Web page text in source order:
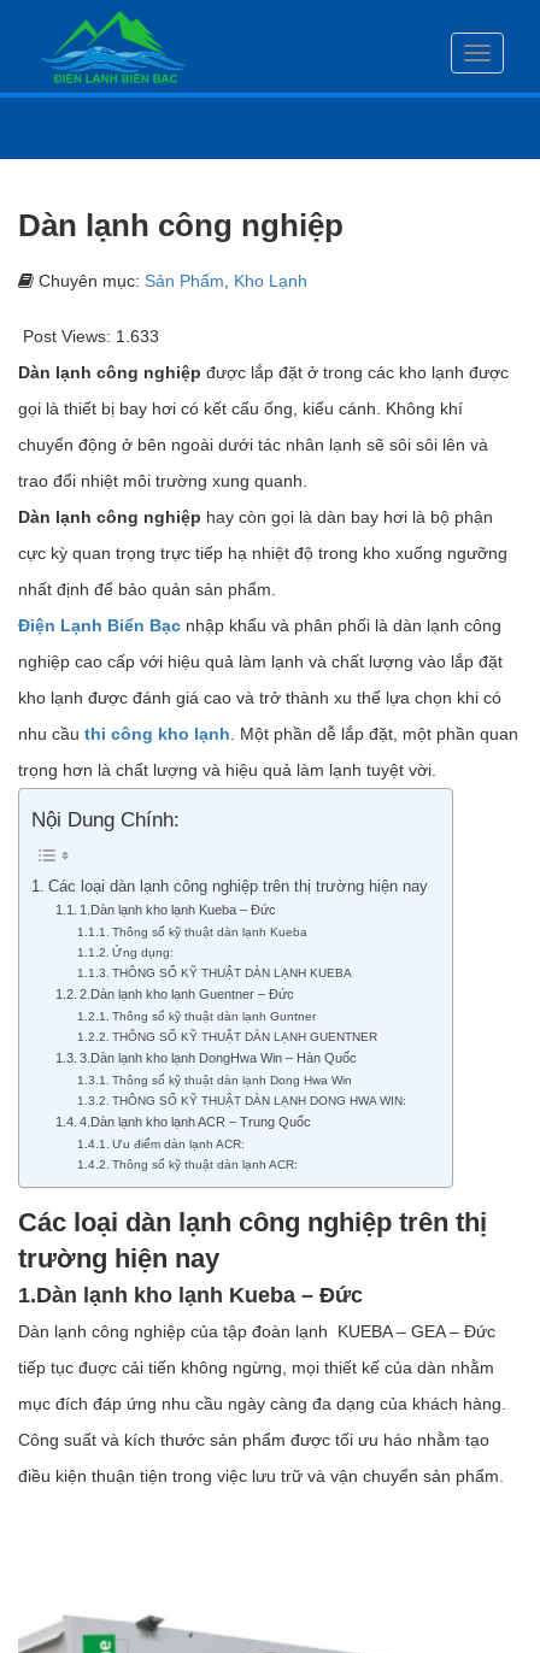
Toggle
Dàn lạnh công nghiệp
Chuyên mục: Sản Phẩm Kho Lạnh
Post Views: 1.633
Dàn lạnh công nghiệp được lắp đặt ở trong các kho lạnh được
gọi là thiết bị bay hơi có kết cấu ống, kiểu cánh. Không khí
chuyển động ở bên ngoài dưới tác nhân lạnh sẽ sôi sôi lên và
trao đổi nhiệt môi trường xung quanh.
Dàn lạnh công nghiệp hay còn gọi là dàn bay hơi là bộ phận
cực kỳ quan trọng trực tiếp hạ nhiệt độ trong kho xuống ngưỡng
nhất định để bảo quản sản phẩm.
Điện Lạnh Biển Bạc nhập khẩu và phân phối là dàn lạnh công
nghiệp cao cấp với hiệu quả làm lạnh và chất lượng vào lắp đặt
kho lạnh được đánh giá cao và trở thành xu thế lựa chọn khi có
nhu cầu thi công kho lạnh . Một phần dễ lắp đặt, một phần quan
trọng hơn là chất lượng và hiệu quả làm lạnh tuyệt vời.
Nội Dung Chính:
Các loại dàn lạnh công nghiệp trên thị trường hiện nay
1.Dàn lạnh kho lạnh Kueba – Đức
Thông số kỹ thuật dàn lạnh Kueba
Ứng dụng:
THÔNG SỐ KỸ THUẬT DÀN LẠNH KUEBA
2.Dàn lạnh kho lạnh Guentner – Đức
Thông số kỹ thuật dàn lạnh Guntner
THÔNG SỐ KỸ THUẬT DÀN LẠNH GUENTNER
3.Dàn lạnh kho lạnh DongHwa Win – Hàn Quốc
Thông số kỹ thuật dàn lạnh Dong Hwa Win
THÔNG SỐ KỸ THUẬT DÀN LẠNH DONG HWA WIN:
4.Dàn lạnh kho lạnh ACR – Trung Quốc
Ưu điểm dàn lạnh ACR:
Thông số kỹ thuật dàn lạnh ACR:
Các loại dàn lạnh công nghiệp trên thị
trường hiện nay
1.Dàn lạnh kho lạnh Kueba – Đức
Dàn lạnh công nghiệp của tập đoàn lạnh KUEBA – GEA – Đức
tiếp tục đuợc cải tiến không ngừng, mọi thiết kế của dàn nhằm
mục đích đáp ứng nhu cầu ngày càng đa dạng của khách hàng.
Công suất và kích thước sản phẩm được tối ưu háo nhằm tạo
điều kiện thuận tiện trong việc lưu trữ và vận chuyển sản phẩm.